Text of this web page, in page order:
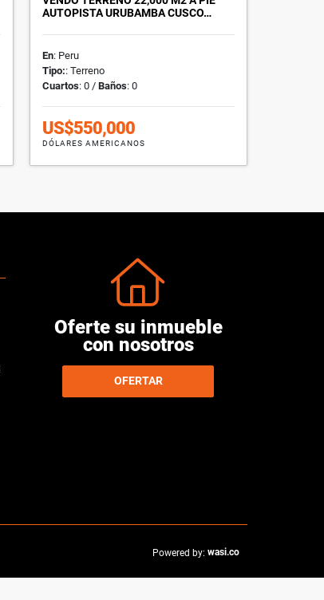
AUTOPISTA URUBAMBA CUSCO…
En: Peru
Tipo:: Terreno
Cuartos: 0 / Baños: 0
US$550,000
DÓLARES AMERICANOS
Oferte su inmueble
con nosotros
OFERTAR
Powered by: wasi.co